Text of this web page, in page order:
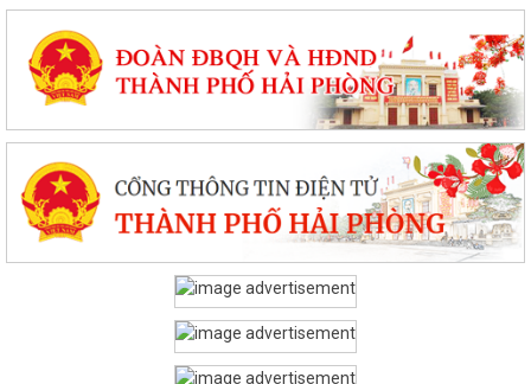
THƯỜNG, HỖ TRỢ GIẢI PHÓNG MẶT BẰNG DỰ ÁN KHU...
THÔNG BÁO Niêm yết công khai kết quả rà soát các đối tượng thuộc
hộ nghèo, hộ cận nghèo, hộ thoát...
Phiếu khảo sát sự hài lòng của người dân đối với hoạt động của chính
quyền cấp xã và cán bộ, công...
Kế hoạch thực hiện Quy định số 19-QĐ/TW ngày 08/4/2026 của Ban
Chấp hành Trung ương về công tác...
TỪ PHƯỢNG HOÀNG, KỂ CÂU CHUYỆN NGƯỜI THẦY VIỆT NAM VỚI
Công bố thủ tục hành chính đặc thù mới ban hành lĩnh vực đất đai